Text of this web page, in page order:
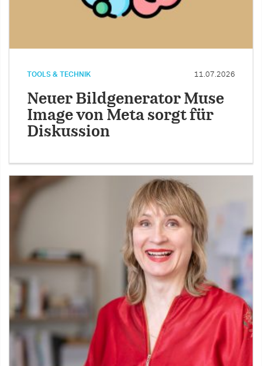
TOOLS & TECHNIK 11.07.2026
Neuer Bildgenerator Muse
Image von Meta sorgt für
Diskussion